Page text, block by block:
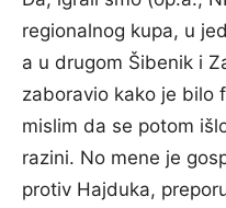
regionalnog kupa, u
a u drugom Šibenik i
zaboravio kako je bilo
mislim da se potom
razini. No mene je
protiv Hajduka,